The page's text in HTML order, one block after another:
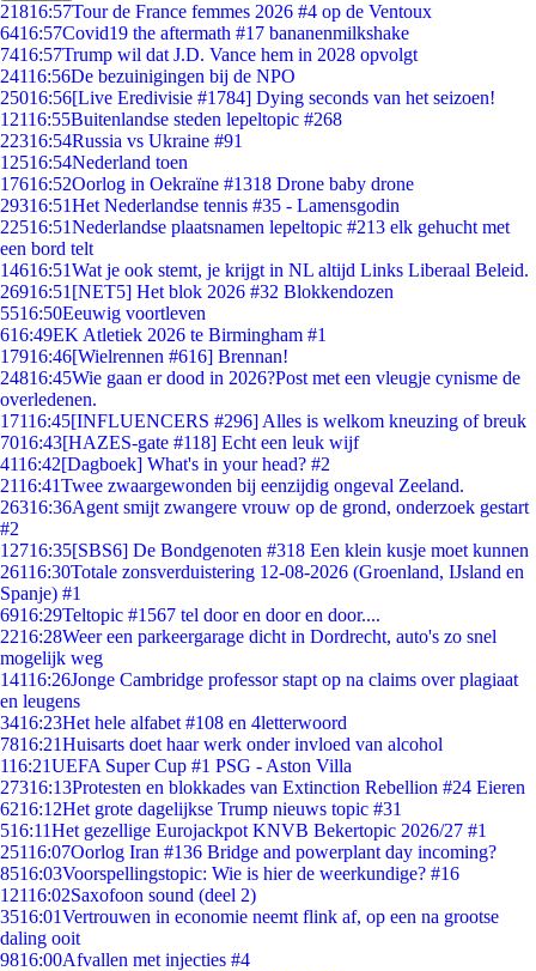
21816:57Tour de France femmes 2026 #4 op de Ventoux
6416:57Covid19 the aftermath #17 bananenmilkshake
7416:57Trump wil dat J.D. Vance hem in 2028 opvolgt
24116:56De bezuinigingen bij de NPO
25016:56[Live Eredivisie #1784] Dying seconds van het seizoen!
12116:55Buitenlandse steden lepeltopic #268
22316:54Russia vs Ukraine #91
12516:54Nederland toen
17616:52Oorlog in Oekraïne #1318 Drone baby drone
29316:51Het Nederlandse tennis #35 - Lamensgodin
22516:51Nederlandse plaatsnamen lepeltopic #213 elk gehucht met
een bord telt
14616:51Wat je ook stemt, je krijgt in NL altijd Links Liberaal Beleid.
26916:51 [NET5] Het blok 2026 #32 Blokkendozen
5516:50Eeuwig voortleven
616:49EK Atletiek 2026 te Birmingham #1
17916:46[Wielrennen #616] Brennan!
24816:45Wie gaan er dood in 2026?Post met een vleugje cynisme de
overledenen.
17116:45[INFLUENCERS #296] Alles is welkom kneuzing of breuk
7016:43[HAZES-gate #118] Echt een leuk wijf
4116:42[Dagboek] What's in your head? #2
2116:41Twee zwaargewonden bij eenzijdig ongeval Zeeland.
26316:36Agent smijt zwangere vrouw op de grond, onderzoek gestart
#2
12716:35[SBS6] De Bondgenoten #318 Een klein kusje moet kunnen
26116:30Totale zonsverduistering 12-08-2026 (Groenland, IJsland en
Spanje) #1
6916:29Teltopic #1567 tel door en door en door....
2216:28Weer een parkeergarage dicht in Dordrecht, auto's zo snel
mogelijk weg
14116:26Jonge Cambridge professor stapt op na claims over plagiaat
en leugens
3416:23Het hele alfabet #108 en 4letterwoord
7816:21Huisarts doet haar werk onder invloed van alcohol
116:21UEFA Super Cup #1 PSG - Aston Villa
27316:13Protesten en blokkades van Extinction Rebellion #24 Eieren
6216:12Het grote dagelijkse Trump nieuws topic #31
516:11Het gezellige Eurojackpot KNVB Bekertopic 2026/27 #1
25116:07Oorlog Iran #136 Bridge and powerplant day incoming?
8516:03Voorspellingstopic: Wie is hier de weerkundige? #16
12116:02Saxofoon sound (deel 2)
3516:01Vertrouwen in economie neemt flink af, op een na grootse
daling ooit
9816:00Afvallen met injecties #4